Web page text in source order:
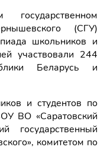
(СГУ)
школьников и
участвовали 244
Беларусь и
и студентов по
ВО «Саратовский
государственный
комитетом по